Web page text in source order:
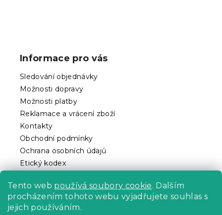
Tento web používá soubory cookie. Dalším
procházením tohoto webu vyjadřujete souhlas s
jejich používáním.
Informace pro vás
Sledování objednávky
Možnosti dopravy
Možnosti platby
Reklamace a vrácení zboží
Kontakty
Obchodní podmínky
Ochrana osobních údajů
Etický kodex